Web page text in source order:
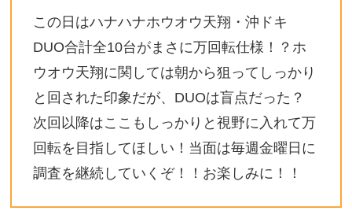
この日はハナハナホウオウ天翔・沖ドキ
DUO合計全10台がまさに万回転仕様！？ホ
ウオウ天翔に関しては朝から狙ってしっかり
と回された印象だが、DUOは盲点だった？
次回以降はここもしっかりと視野に入れて万
回転を目指してほしい！当面は毎週金曜日に
調査を継続していくぞ！！お楽しみに！！